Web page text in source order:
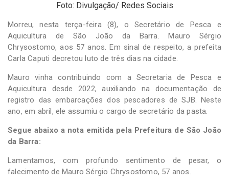
Foto: Divulgação/ Redes Sociais
Morreu, nesta terça-feira (8), o Secretário de Pesca e
Aquicultura de São João da Barra. Mauro Sérgio
Chrysostomo, aos 57 anos. Em sinal de respeito, a prefeita
Carla Caputi decretou luto de três dias na cidade.
Mauro vinha contribuindo com a Secretaria de Pesca e
Aquicultura desde 2022, auxiliando na documentação de
registro das embarcações dos pescadores de SJB. Neste
ano, em abril, ele assumiu o cargo de secretário da pasta.
Segue abaixo a nota emitida pela Prefeitura de São João
da Barra:
Lamentamos, com profundo sentimento de pesar, o
falecimento de Mauro Sérgio Chrysostomo, 57 anos.